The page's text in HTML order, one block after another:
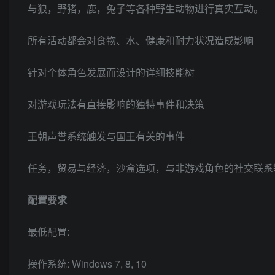
与狼，野猪，鹿，兔子等各种野生动物进行真实互动。
所有活动都会对食物、水、健康和耐力状况造成影响
针对个体角色发展而设计的详细技能树
对游戏玩法有直接影响的独特事件和决策
王朝声誉系统触发与国王有关的事件
任务，贸易与经济，沙盒选项，与非游戏角色的社交联
配置要求
最低配置:
操作系统: Windows 7, 8, 10